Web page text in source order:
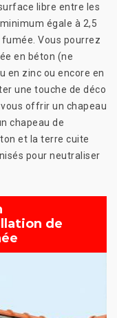
libre entre les
égale à 2,5
Vous pourrez
en béton (ne
en zinc ou encore en
une touche de déco
offrir un chapeau
chapeau de
et la terre cuite
pour neutraliser
de